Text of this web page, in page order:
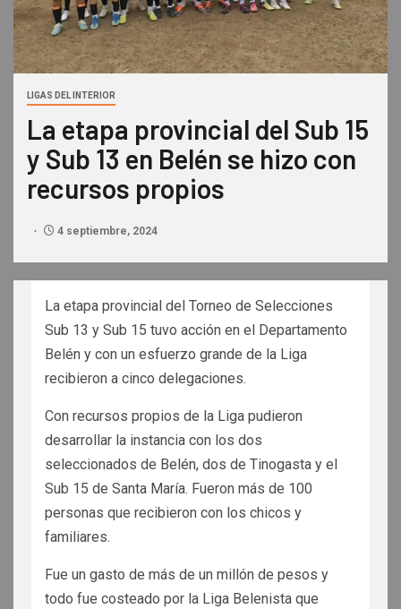
LIGAS DEL INTERIOR
La etapa provincial del Sub 15
y Sub 13 en Belén se hizo con
recursos propios
4 septiembre, 2024
La etapa provincial del Torneo de Selecciones
Sub 13 y Sub 15 tuvo acción en el Departamento
Belén y con un esfuerzo grande de la Liga
recibieron a cinco delegaciones.
Con recursos propios de la Liga pudieron
desarrollar la instancia con los dos
seleccionados de Belén, dos de Tinogasta y el
Sub 15 de Santa María. Fueron más de 100
personas que recibieron con los chicos y
familiares.
Fue un gasto de más de un millón de pesos y
todo fue costeado por la Liga Belenista que